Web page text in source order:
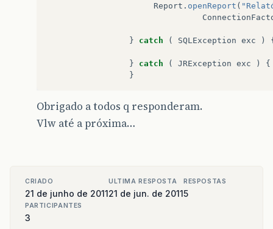
Report . openReport (
} catch ( SQLException exc )
} catch ( JRException exc )
{
}
Obrigado a todos q responderam.
Vlw até a próxima…
CRIADO
21 de junho de 2011
ULTIMA RESPOSTA
21 de jun. de 2011
RESPOSTAS
5
PARTICIPANTES
3